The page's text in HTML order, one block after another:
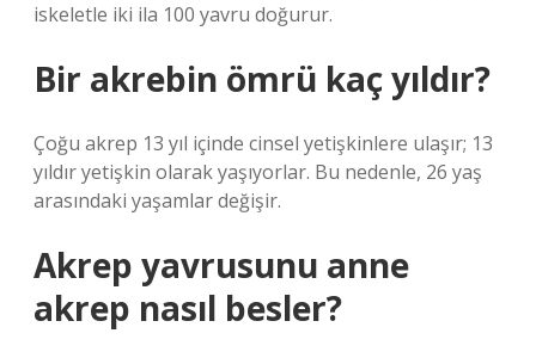
iskeletle iki ila 100 yavru doğurur.
Bir akrebin ömrü kaç yıldır?
Çoğu akrep 13 yıl içinde cinsel yetişkinlere ulaşır; 13
yıldır yetişkin olarak yaşıyorlar. Bu nedenle, 26 yaş
arasındaki yaşamlar değişir.
Akrep yavrusunu anne
akrep nasıl besler?